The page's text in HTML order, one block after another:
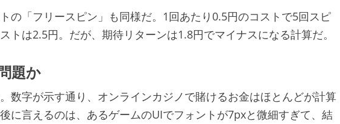
の「フリースピン」も同様だ。1回あたり0.5円のコストで5回スピ
トは2.5円。だが、期待リターンは1.8円でマイナスになる計算だ。
題か
数字が示す通り、オンラインカジノで賭けるお金はほとんどが計算
に言えるのは、あるゲームのUIでフォントが7pxと微細すぎて、結